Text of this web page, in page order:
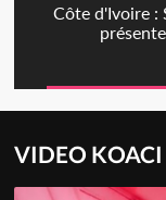
Côte d'Ivoire :
VIDEO